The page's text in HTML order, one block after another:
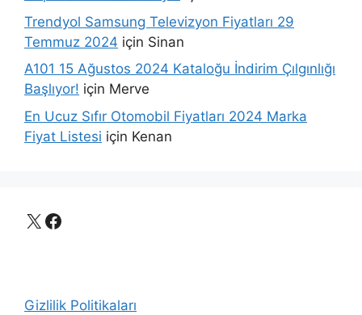
Trendyol Samsung Televizyon Fiyatları 29
Temmuz 2024 için Sinan
A101 15 Ağustos 2024 Kataloğu İndirim Çılgınlığı
Başlıyor! için Merve
En Ucuz Sıfır Otomobil Fiyatları 2024 Marka
Fiyat Listesi için Kenan
X Facebook
Gizlilik Politikaları